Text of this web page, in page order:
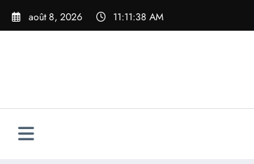
Aller
août 8, 2026 11:11:40 AM